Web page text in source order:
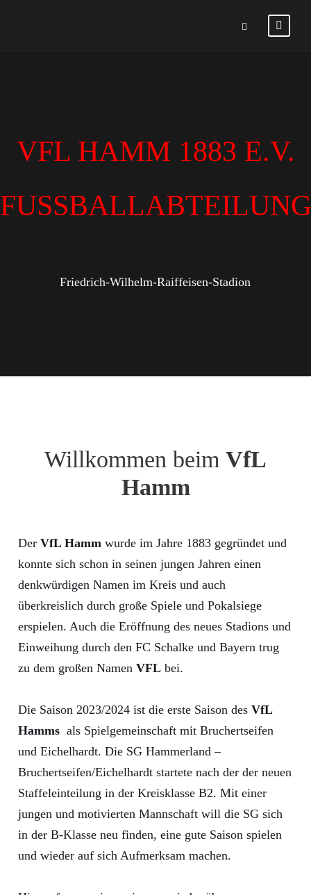
VFL HAMM 1883 E.V.
FUSSBALLABTEILUNG
Friedrich-Wilhelm-Raiffeisen-Stadion
Willkommen beim VfL
Hamm
Der VfL Hamm wurde im Jahre 1883 gegründet und
konnte sich schon in seinen jungen Jahren einen
denkwürdigen Namen im Kreis und auch
überkreislich durch große Spiele und Pokalsiege
erspielen. Auch die Eröffnung des neues Stadions und
Einweihung durch den FC Schalke und Bayern trug
zu dem großen Namen VFL bei.
Die Saison 2023/2024 ist die erste Saison des VfL
Hamms als Spielgemeinschaft mit Bruchertseifen
und Eichelhardt. Die SG Hammerland –
Bruchertseifen/Eichelhardt startete nach der der neuen
Staffeleinteilung in der Kreisklasse B2. Mit einer
jungen und motivierten Mannschaft will die SG sich
in der B-Klasse neu finden, eine gute Saison spielen
und wieder auf sich Aufmerksam machen.